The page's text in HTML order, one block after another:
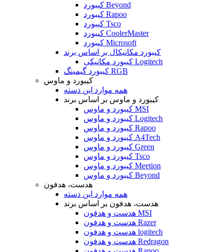
کیبورد Beyond
کیبورد Rapoo
کیبورد Tsco
کیبورد CoolerMaster
کیبورد Microsoft
کیبورد مکانیکال بر اساس برند
کیبورد مکانیکی Logitech
کیبورد گیمینگ RGB
کیبورد و ماوس
همه موارد این دسته
کیبورد و ماوس بر اساس برند
کیبورد و ماوس MSI
کیبورد و ماوس Logitech
کیبورد و ماوس Rapoo
کیبورد و ماوس A4Tech
کیبورد و ماوس Green
کیبورد و ماوس Tsco
کیبورد و ماوس Meetion
کیبورد و ماوس Beyond
هدست، هدفون
همه موارد این دسته
هدست، هدفون بر اساس برند
هدست و هدفون MSI
هدست و هدفون Razer
هدست و هدفون logitech
هدست و هدفون Redragon